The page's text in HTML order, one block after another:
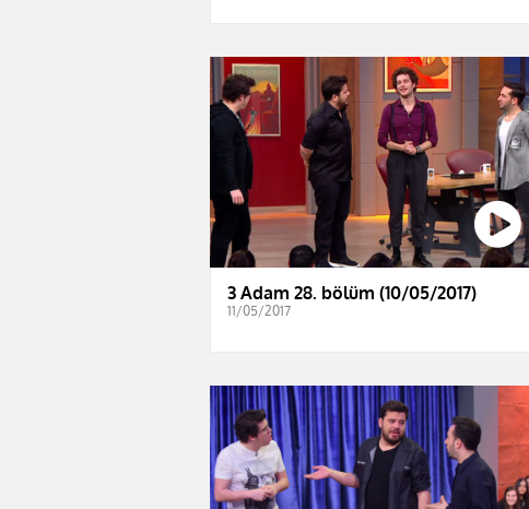
3 Adam 28. bölüm (10/05/2017)
11/05/2017